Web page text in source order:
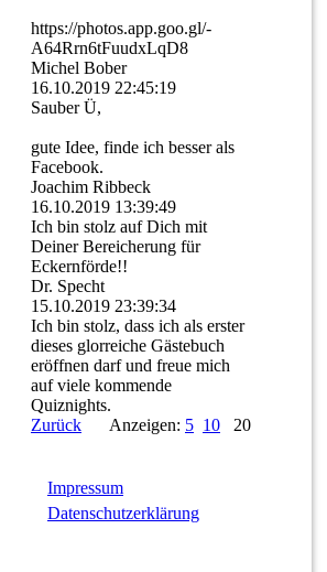
https:­//­photos.­app.­goo.­gl/­
A64Rrn6tFuudxLqD8
Michel Bober
16.10.2019 22:45:19
Sauber Ü,
gute Idee, finde ich besser als
Facebook.
Joachim Ribbeck
16.10.2019 13:39:49
Ich bin stolz auf Dich mit
Deiner Bereicherung für
Eckernförde!!
Dr. Specht
15.10.2019 23:39:34
Ich bin stolz, dass ich als erster
dieses glorreiche Gästebuch
eröffnen darf und freue mich
auf viele kommende
Quiznights.
Zurück
Anzeigen: 5 10 20
Impressum
Datenschutzerklärung